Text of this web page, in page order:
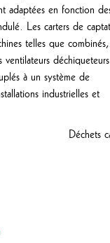
adaptées en fonction
Les carters de
telles que combinés,
déchiqueteurs
à un système de
industrielles et
Déchets